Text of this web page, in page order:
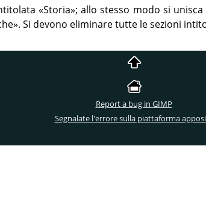
«Storia»; allo stesso modo si
». Si devono eliminare tutte le sezioni
Report a bug in GIMP
Segnalate l'errore sulla piattaforma